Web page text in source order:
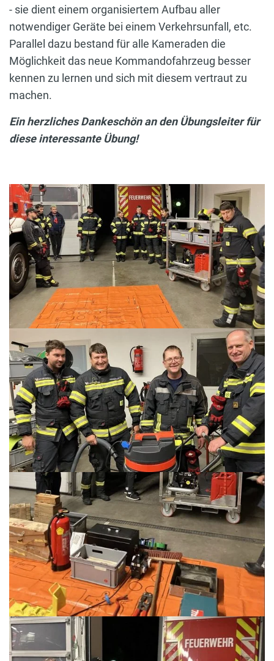
- sie dient einem organisiertem Aufbau aller
notwendiger Geräte bei einem Verkehrsunfall, etc.
Parallel dazu bestand für alle Kameraden die
Möglichkeit das neue Kommandofahrzeug besser
kennen zu lernen und sich mit diesem vertraut zu
machen.
Ein herzliches Dankeschön an den Übungsleiter für
diese interessante Übung!